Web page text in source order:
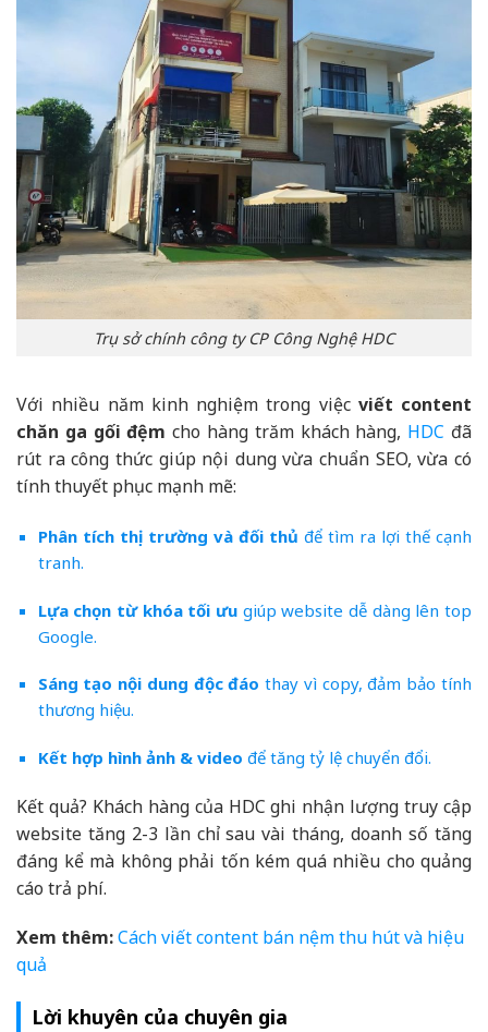
Trụ sở chính công ty CP Công Nghệ HDC
Với nhiều năm kinh nghiệm trong việc viết content
chăn ga gối đệm cho hàng trăm khách hàng, HDC đã
rút ra công thức giúp nội dung vừa chuẩn SEO, vừa có
tính thuyết phục mạnh mẽ:
Phân tích thị trường và đối thủ để tìm ra lợi thế cạnh
tranh.
Lựa chọn từ khóa tối ưugiúp website dễ dàng lên top
Google.
Sáng tạo nội dung độc đáo thay vì copy, đảm bảo tính
thương hiệu.
Kết hợp hình ảnh & video để tăng tỷ lệ chuyển đổi.
Kết quả? Khách hàng của HDC ghi nhận lượng truy cập
website tăng 2-3 lần chỉ sau vài tháng, doanh số tăng
đáng kể mà không phải tốn kém quá nhiều cho quảng
cáo trả phí.
Xem thêm:Cách viết content bán nệm thu hút và hiệu
quả
Lời khuyên của chuyên gia